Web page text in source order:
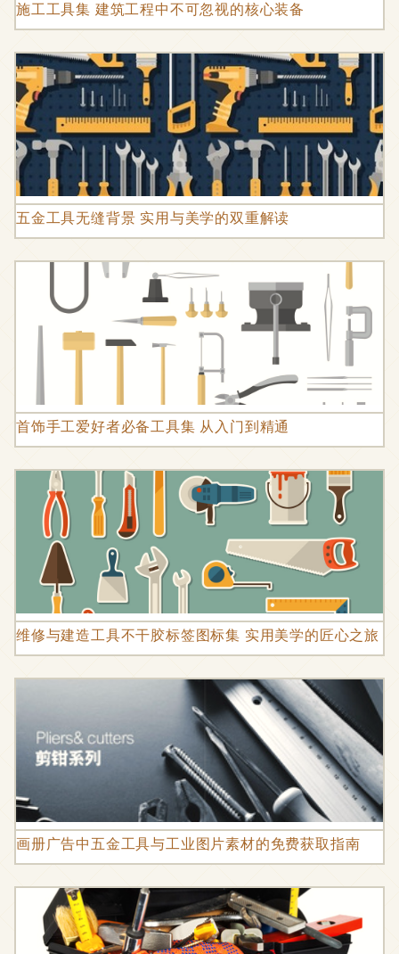
施工工具集 建筑工程中不可忽视的核心装备
五金工具无缝背景 实用与美学的双重解读
首饰手工爱好者必备工具集 从入门到精通
维修与建造工具不干胶标签图标集 实用美学的匠心之旅
画册广告中五金工具与工业图片素材的免费获取指南